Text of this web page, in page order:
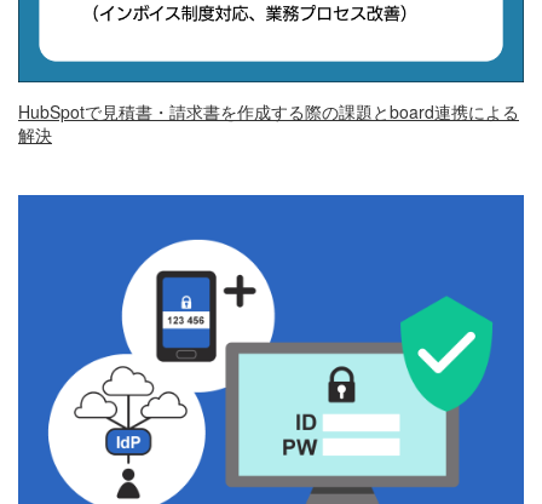
HubSpotで見積書・請求書を作成する際の課題とboard連携による
解決